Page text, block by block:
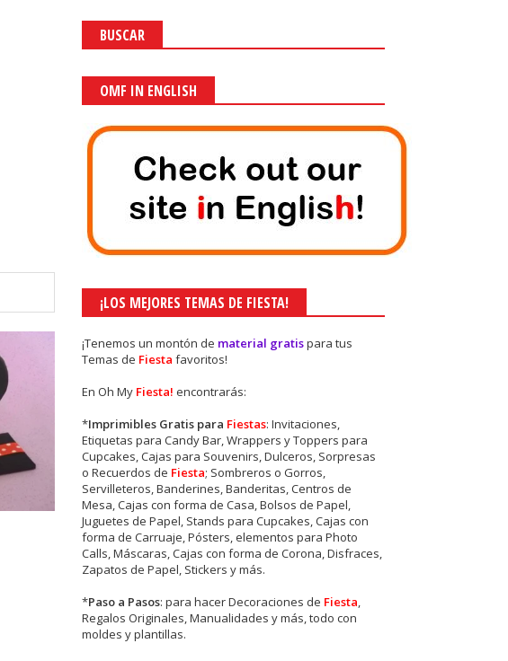
BUSCAR
OMF IN ENGLISH
¡LOS MEJORES TEMAS DE FIESTA!
¡Tenemos un montón de material gratispara tus
Temas de Fiestafavoritos!
En Oh My Fiesta!encontrarás:
*Imprimibles Gratis para Fiestas: Invitaciones,
Etiquetas para Candy Bar, Wrappers y Toppers para
Cupcakes, Cajas para Souvenirs, Dulceros, Sorpresas
o Recuerdos de Fiesta; Sombreros o Gorros,
Servilleteros, Banderines, Banderitas, Centros de
Mesa, Cajas con forma de Casa, Bolsos de Papel,
Juguetes de Papel, Stands para Cupcakes, Cajas con
forma de Carruaje, Pósters, elementos para Photo
Calls, Máscaras, Cajas con forma de Corona, Disfraces,
Zapatos de Papel, Stickers y más.
*Paso a Pasos: para hacer Decoraciones de Fiesta,
Regalos Originales, Manualidades y más, todo con
moldes y plantillas.